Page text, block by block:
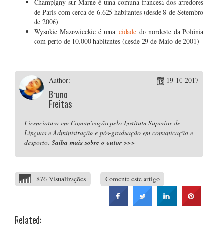
Champigny-sur-Marne é uma comuna francesa dos arredores
de Paris com cerca de 6.625 habitantes (desde 8 de Setembro
de 2006)
Wysokie Mazowieckie é uma cidadedo nordeste da Polónia
com perto de 10.000 habitantes (desde 29 de Maio de 2001)
Author:
Bruno
Freitas
19-10-2017
Licenciatura em Comunicação pelo Instituto Superior de
Línguas e Administração e pós-graduação em comunicação e
desporto. Saiba mais sobre o autor>>>
876 Visualizações Comente este artigo
Related: